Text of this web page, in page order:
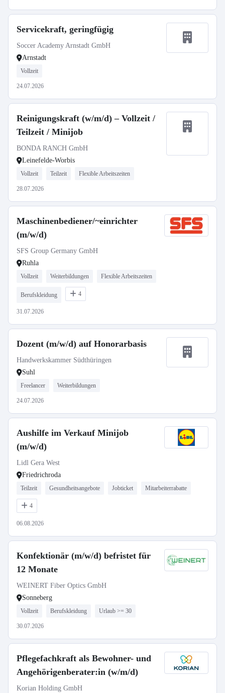
Servicekraft, geringfügig
Soccer Academy Arnstadt GmbH
Arnstadt
Vollzeit
24.07.2026
Reinigungskraft (w/m/d) – Vollzeit /
Teilzeit / Minijob
BONDA RANCH GmbH
Leinefelde-Worbis
Vollzeit Teilzeit Flexible Arbeitszeiten
28.07.2026
Maschinenbediener/~einrichter
(m/w/d)
SFS Group Germany GmbH
Ruhla
Vollzeit Weiterbildungen Flexible Arbeitszeiten
Berufskleidung 4
31.07.2026
Dozent (m/w/d) auf Honorarbasis
Handwerkskammer Südthüringen
Suhl
Freelancer Weiterbildungen
24.07.2026
Aushilfe im Verkauf Minijob
(m/w/d)
Lidl Gera West
Friedrichroda
Teilzeit Gesundheitsangebote Jobticket Mitarbeiterrabatte
4
06.08.2026
Konfektionär (m/w/d) befristet für
12 Monate
WEINERT Fiber Optics GmbH
Sonneberg
Vollzeit Berufskleidung Urlaub >= 30
30.07.2026
Pflegefachkraft als Bewohner- und
Angehörigenberater:in (w/m/d)
Korian Holding GmbH